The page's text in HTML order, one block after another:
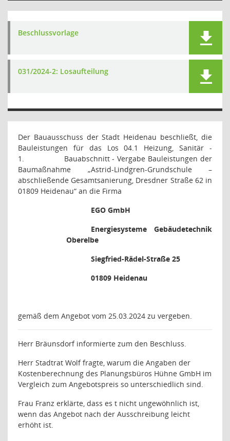
Beschlussvorlage
031/2024-2: Losaufteilung
Der Bauausschuss der Stadt Heidenau beschließt, die
Bauleistungen für das Los 04.1 Heizung, Sanitär -
1.
Bauabschnitt - Vergabe Bauleistungen der
Baumaßnahme „Astrid-Lindgren-Grundschule –
abschließende Gesamtsanierung, Dresdner Straße 62 in
01809 Heidenau“ an die Firma
EGO GmbH
Energiesysteme Gebäudetechnik
Oberelbe
Siegfried-Rädel-Straße 25
01809 Heidenau
gemäß dem Angebot vom 25.03.2024 zu vergeben.
Herr Bräunsdorf informierte zum den Beschluss.
Herr Stadtrat Wolf fragte, warum die Angaben der
Kostenberechnung des Planungsbüros Hühne GmbH im
Vergleich zum Angebotspreis so unterschiedlich sind.
Frau Franz erklärte, dass es t nicht ungewöhnlich ist,
wenn das Angebot nach der Ausschreibung leicht
erhöht ist.